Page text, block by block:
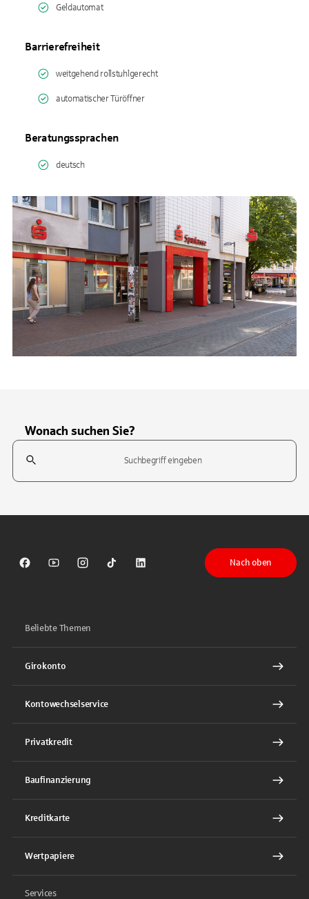
Geldautomat
Barrierefreiheit
weitgehend rollstuhlgerecht
automatischer Türöffner
Beratungssprachen
deutsch
Wonach suchen Sie?
Suchfeld
Sparkasse auf Facebook
Sparkasse auf Youtube
Sparkasse auf Instagram
Sparkasse auf TikTok
Sparkasse auf LinkedIn
Nach oben
Beliebte Themen
Girokonto
Kontowechselservice
Privatkredit
Baufinanzierung
Kreditkarte
Wertpapiere
Services